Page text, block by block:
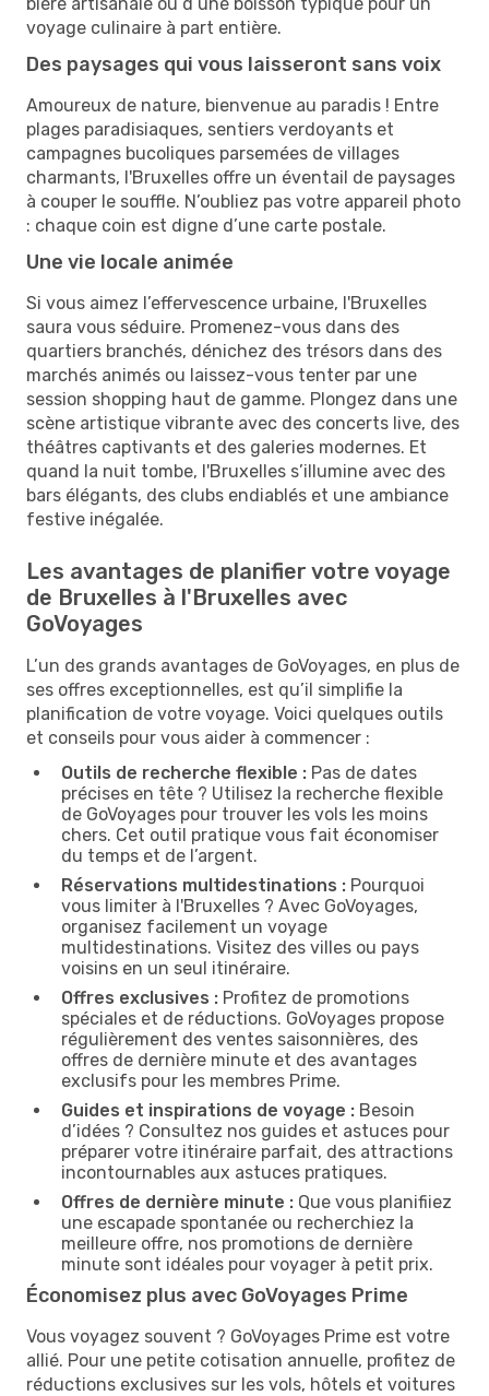
voyage culinaire à part entière.
Des paysages qui vous laisseront sans voix
Amoureux de nature, bienvenue au paradis ! Entre
plages paradisiaques, sentiers verdoyants et
campagnes bucoliques parsemées de villages
charmants, l'Bruxelles offre un éventail de paysages
à couper le souffle. N’oubliez pas votre appareil photo
: chaque coin est digne d’une carte postale.
Une vie locale animée
Si vous aimez l’effervescence urbaine, l'Bruxelles
saura vous séduire. Promenez-vous dans des
quartiers branchés, dénichez des trésors dans des
marchés animés ou laissez-vous tenter par une
session shopping haut de gamme. Plongez dans une
scène artistique vibrante avec des concerts live, des
théâtres captivants et des galeries modernes. Et
quand la nuit tombe, l'Bruxelles s’illumine avec des
bars élégants, des clubs endiablés et une ambiance
festive inégalée.
Les avantages de planifier votre voyage
de Bruxelles à l'Bruxelles avec
GoVoyages
L’un des grands avantages de GoVoyages, en plus de
ses offres exceptionnelles, est qu’il simplifie la
planification de votre voyage. Voici quelques outils
et conseils pour vous aider à commencer :
Outils de recherche flexible : Pas de dates
précises en tête ? Utilisez la recherche flexible
de GoVoyages pour trouver les vols les moins
chers. Cet outil pratique vous fait économiser
du temps et de l’argent.
Réservations multidestinations : Pourquoi
vous limiter à l'Bruxelles ? Avec GoVoyages,
organisez facilement un voyage
multidestinations. Visitez des villes ou pays
voisins en un seul itinéraire.
Offres exclusives : Profitez de promotions
spéciales et de réductions. GoVoyages propose
régulièrement des ventes saisonnières, des
offres de dernière minute et des avantages
exclusifs pour les membres Prime.
Guides et inspirations de voyage : Besoin
d’idées ? Consultez nos guides et astuces pour
préparer votre itinéraire parfait, des attractions
incontournables aux astuces pratiques.
Offres de dernière minute : Que vous planifiiez
une escapade spontanée ou recherchiez la
meilleure offre, nos promotions de dernière
minute sont idéales pour voyager à petit prix.
Économisez plus avec GoVoyages Prime
Vous voyagez souvent ? GoVoyages Prime est votre
allié. Pour une petite cotisation annuelle, profitez de
réductions exclusives sur les vols, hôtels et voitures